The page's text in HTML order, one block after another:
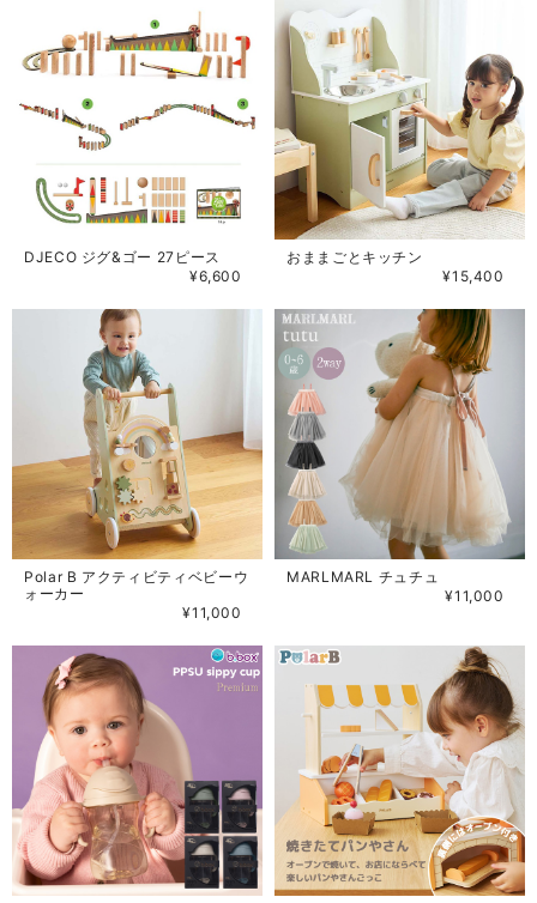
DJECO ジグ&ゴー 27ピース
¥6,600
おままごとキッチン
¥15,400
Polar B アクティビティベビーウ
ォーカー
¥11,000
MARLMARL チュチュ
¥11,000